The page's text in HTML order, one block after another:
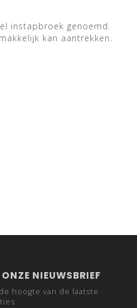
instapbroek genoemd.
kan aantrekken.
NIEUWSBRIEF
hoogte van de laatste